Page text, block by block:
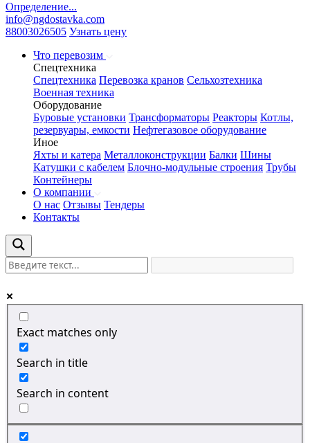
Определение...
info@ngdostavka.com
88003026505 Узнать цену
Что перевозим
Спецтехника
Спецтехника Перевозка кранов Сельхозтехника
Военная техника
Оборудование
Буровые установки Трансформаторы Реакторы Котлы,
резервуары, емкости Нефтегазовое оборудование
Иное
Яхты и катера Металлоконструкции Балки Шины
Катушки с кабелем Блочно-модульные строения Трубы
Контейнеры
О компании
О нас Отзывы Тендеры
Контакты
Exact matches only
Search in title
Search in content